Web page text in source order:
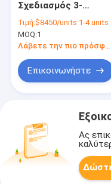
Σχεδιασμός 3-
Ημιρυμουλκούμενο
Φορτηγό Φράχτη με
Χωρητικότητα 50
Υλικό
Τιμή:$8450/units 1-4 units
MOQ:1
Λάβετε την πιο πρόσφατη τιμή
Επικοινωνήστε
Ας